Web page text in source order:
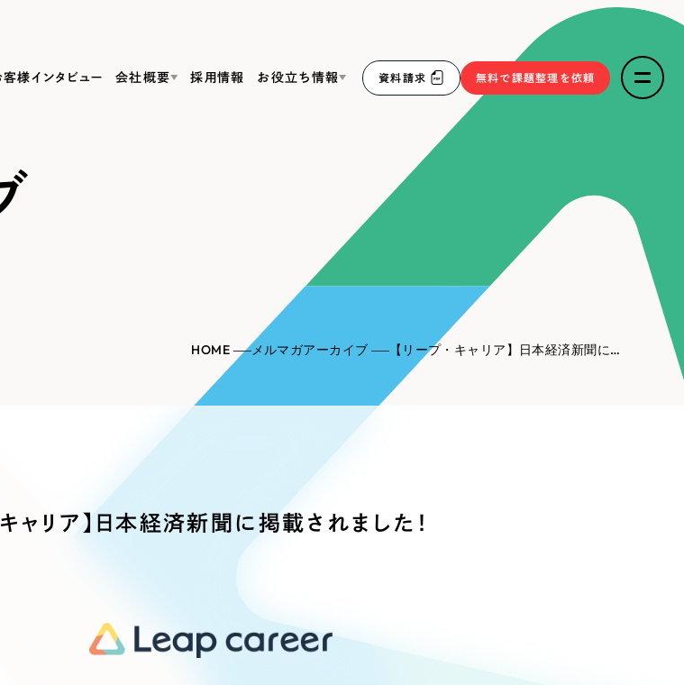
リープ・リクルーティング
求人票作成・面接など各種業務代行、採用の仕組み作り支
リープ・キャリア 人材紹介サービス
完全成功報酬型のスカウト型ハイクラス人材紹介（岐阜・愛
Pace クラウド型工数管理ツール
ーポレート・企業サイト
キャンペーン・プロモーションサイト
客様インタビュー 会社概要
SDGsへの取り組み
新着情報
採用情報 お役立ち情報
ーピーがわかる資料３点セット
Webデザイン・Webマーケティングに関する情報を発信
メールマガジンアーカイブ
資料請求 無料で課題整理を依頼
お客様インタビュー
コーポレート・企業サイト （278件）
HOME メルマガアーカイブ 【リープ・キャリア】日本経済新聞に掲載されました！
キャリア】日本経済新聞に掲載されました！